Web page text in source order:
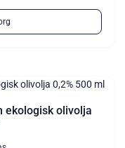
ekologisk olivolja